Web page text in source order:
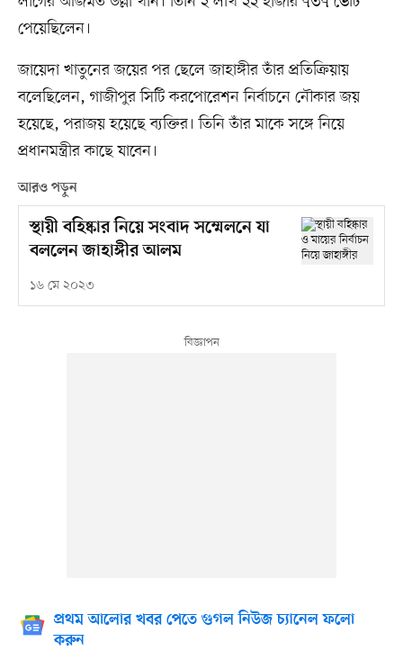
পেয়েছিলেন।
জায়েদা খাতুনের জয়ের পর ছেলে জাহাঙ্গীর তাঁর প্রতিক্রিয়ায়
বলেছিলেন, গাজীপুর সিটি করপোরেশন নির্বাচনে নৌকার জয়
হয়েছে, পরাজয় হয়েছে ব্যক্তির। তিনি তাঁর মাকে সঙ্গে নিয়ে
প্রধানমন্ত্রীর কাছে যাবেন।
আরও পড়ুন
স্থায়ী বহিষ্কার নিয়ে সংবাদ সম্মেলনে যা
বললেন জাহাঙ্গীর আলম
১৬ মে ২০২৩
প্রথম আলোর খবর পেতে গুগল নিউজ চ্যানেল ফলো
করুন